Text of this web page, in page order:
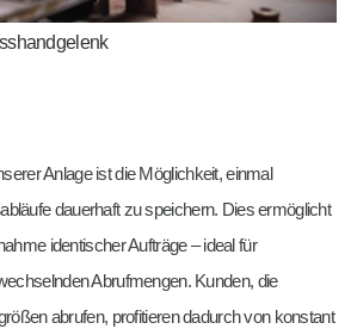
Anlage ist die Möglichkeit, einmal
dauerhaft zu speichern. Dies ermöglicht
identischer Aufträge – ideal für
Abrufmengen. Kunden, die
abrufen, profitieren dadurch von konstant